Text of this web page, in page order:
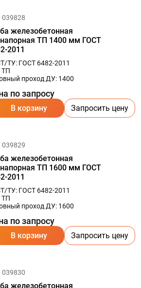
039828
железобетонная
ТП 1400 мм ГОСТ
2011
ТУ: ГОСТ 6482-2011
ТП
проход ДУ: 1400
по запросу
В корзину Запросить цену
039829
железобетонная
ТП 1600 мм ГОСТ
2011
ТУ: ГОСТ 6482-2011
ТП
проход ДУ: 1600
по запросу
В корзину Запросить цену
039830
железобетонная